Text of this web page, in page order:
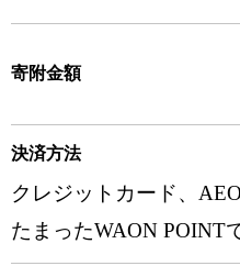
寄附金額
決済方法
クレジットカード、
たまったWAON POINT